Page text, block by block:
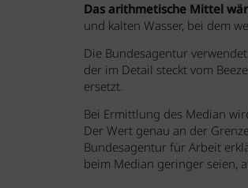
Das arithmetische Mittel
und kalten Wasser, bei dem
Die Bundesagentur
der im Detail steckt vom
ersetzt.
Bei Ermittlung des Median
Der Wert genau an der
Bundesagentur für Arbeit
beim Median geringer seien,